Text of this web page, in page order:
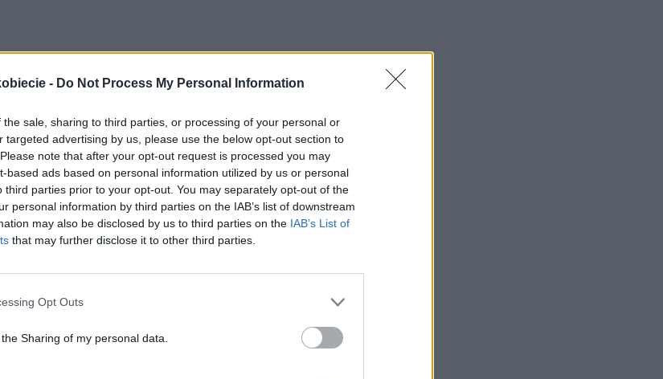
- Do Not Process My Personal Information
the sale, sharing to third parties, or processing of your personal or
targeted advertising by us, please use the below opt-out section to
note that after your opt-out request is processed you may
based ads based on personal information utilized by us or personal
third parties prior to your opt-out. You may separately opt-out of the
personal information by third parties on the IAB’s list of downstream
may also be disclosed by us to third parties on the IAB’s List of
that may further disclose it to other third parties.
Opt Outs
Sharing of my personal data.